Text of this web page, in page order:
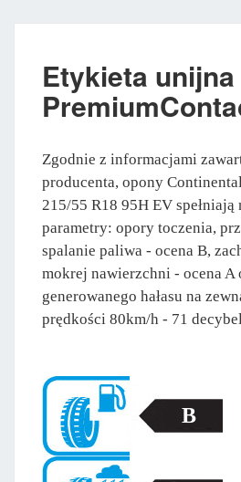
Etykieta unijna
Zgodnie z informacjami
producenta, opony
215/55 R18 95H EV spełniają
parametry: opory toczenia,
spalanie paliwa - ocena B,
mokrej nawierzchni - ocena A
generowanego hałasu na
prędkości 80km/h - 71
B